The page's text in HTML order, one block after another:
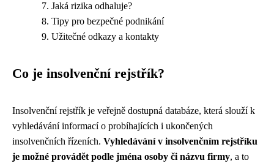
Jaká rizika odhaluje?
Tipy pro bezpečné podnikání
Užitečné odkazy a kontakty
Co je insolvenční rejstřík?
Insolvenční rejstřík je veřejně dostupná databáze, která slouží k
vyhledávání informací o probíhajících i ukončených
insolvenčních řízeních. Vyhledávání v insolvenčním rejstříku
je možné provádět podle jména osoby či názvu firmy, a to